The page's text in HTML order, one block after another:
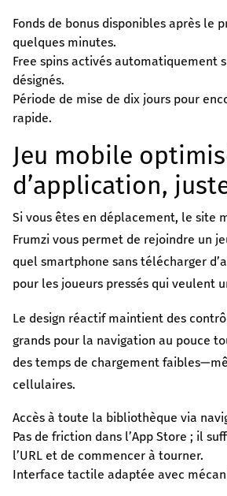
Fonds de bonus disponibles après le
quelques minutes.
Free spins activés automatiquement
désignés.
Période de mise de dix jours pour
rapide.
Jeu mobile
d’application,
Si vous êtes en déplacement, le site
Frumzi vous permet de rejoindre un
quel smartphone sans télécharger
pour les joueurs pressés qui veulent
Le design réactif maintient des
grands pour la navigation au pouce
des temps de chargement
cellulaires.
Accès à toute la bibliothèque via
Pas de friction dans l’App Store ; il
l’URL et de commencer à tourner.
Interface tactile adaptée avec